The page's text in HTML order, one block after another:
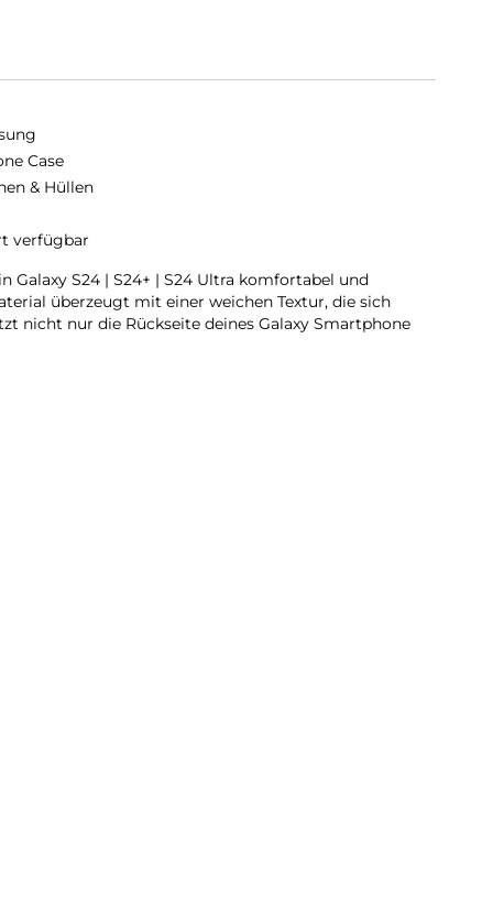
Case
& Hüllen
verfügbar
Galaxy S24 | S24+ | S24 Ultra komfortabel und
überzeugt mit einer weichen Textur, die sich
nicht nur die Rückseite deines Galaxy Smartphone